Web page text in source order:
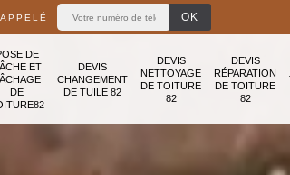
DE
ET
DE
DEVIS
CHANGEMENT
DE TUILE 82
DEVIS
NETTOYAGE
DE TOITURE
82
DEVIS
RÉPARATION
DE TOITURE
82